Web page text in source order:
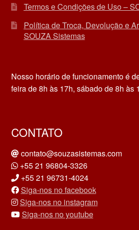
Termos e Condições de Uso –
Política de Troca, Devolução e
SOUZA Sistemas
Nosso horário de funcionamento é
feira de 8h às 17h, sábado de 8h às
CONTATO
contato@souzasistemas.com
+55 21 96804-3326
+55 21 96731-4024
Siga-nos no facebook
Siga-nos no instagram
Siga-nos no youtube